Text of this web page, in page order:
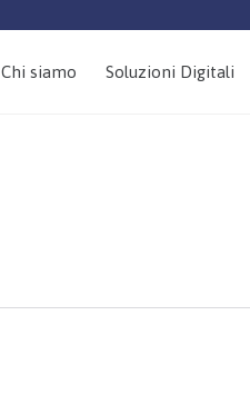
Chi siamo Soluzioni Digitali